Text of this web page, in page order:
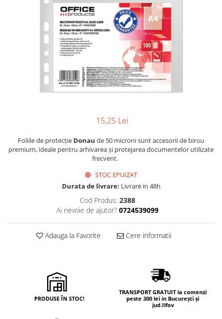
Odorizante cameră/auto
Odorizante toaletă
Detergenți și balsam de rufe
Dispensere/dozatoare
Servețele umede
Tuș & more
15,25 Lei
Foliile de protecție Donau de 50 microni sunt accesorii de birou
premium, ideale pentru arhivarea și protejarea documentelor utilizate
frecvent.
STOC EPUIZAT
Durata de livrare: Livrare in 48h
Cod Produs: 2388
Ai nevoie de ajutor? 0724539099
Adauga la Favorite Cere informatii
PRODUSE ÎN STOC!
TRANSPORT GRATUIT la comenzi
peste 300 lei in București și
jud.Ilfov